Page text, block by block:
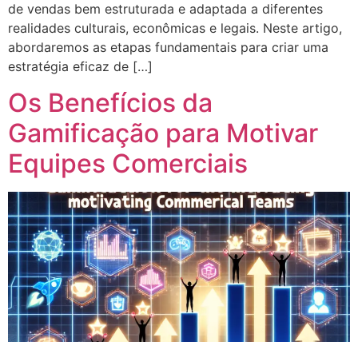
de vendas bem estruturada e adaptada a diferentes
realidades culturais, econômicas e legais. Neste artigo,
abordaremos as etapas fundamentais para criar uma
estratégia eficaz de […]
Os Benefícios da
Gamificação para Motivar
Equipes Comerciais